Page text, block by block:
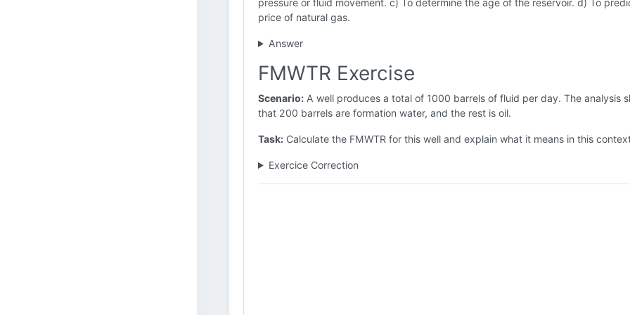
pressure or fluid movement. c) To determine the age of the reservoir. d) To
price of natural gas.
Answer
FMWTR Exercise
Scenario: A well produces a total of 1000 barrels of fluid per day. The analysis
that 200 barrels are formation water, and the rest is oil.
Task: Calculate the FMWTR for this well and explain what it means in this
Exercice Correction